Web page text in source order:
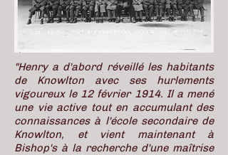
"Henry a d'abord réveillé les habitants
de Knowlton avec ses hurlements
vigoureux le 12 février 1914. Il a mené
une vie active tout en accumulant des
connaissances à l'école secondaire de
Knowlton, et vient maintenant à
Bishop's à la recherche d'une maîtrise